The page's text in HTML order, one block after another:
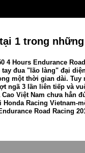
1 trong
4 Hours Endurance
đua "lão làng" đại
một thời gian dài. Tuy
ngã 3 lần liên tiếp và
Việt Nam chưa hẳn
Racing Vietnam-
Road Racing